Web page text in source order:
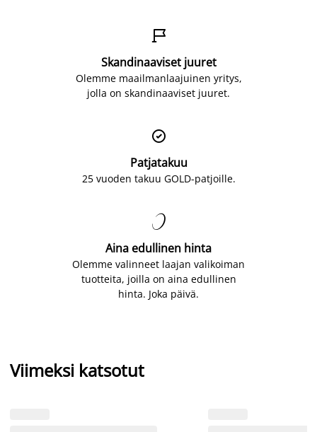

Skandinaaviset juuret
Olemme maailmanlaajuinen yritys,
jolla on skandinaaviset juuret.

Patjatakuu
25 vuoden takuu GOLD-patjoille.

Aina edullinen hinta
Olemme valinneet laajan valikoiman
tuotteita, joilla on aina edullinen
hinta. Joka päivä.
Viimeksi katsotut